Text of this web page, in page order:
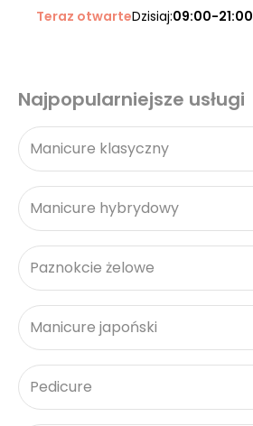
Teraz otwarteDzisiaj:09:00-21:00
Najpopularniejsze usługi
Manicure klasyczny
Manicure hybrydowy
Paznokcie żelowe
Manicure japoński
Pedicure